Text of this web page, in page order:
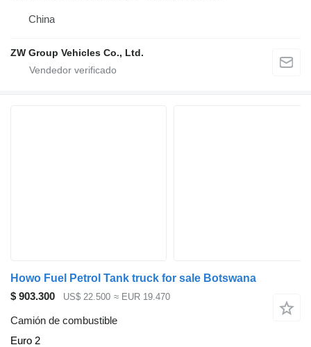
China
ZW Group Vehicles Co., Ltd.
Howo Fuel Petrol Tank truck for sale Botswana
$ 903.300
US$ 22.500 ≈ EUR 19.470
Camión de combustible
Euro 2